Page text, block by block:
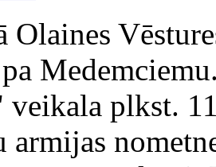
Olaines
plkst.
armijas